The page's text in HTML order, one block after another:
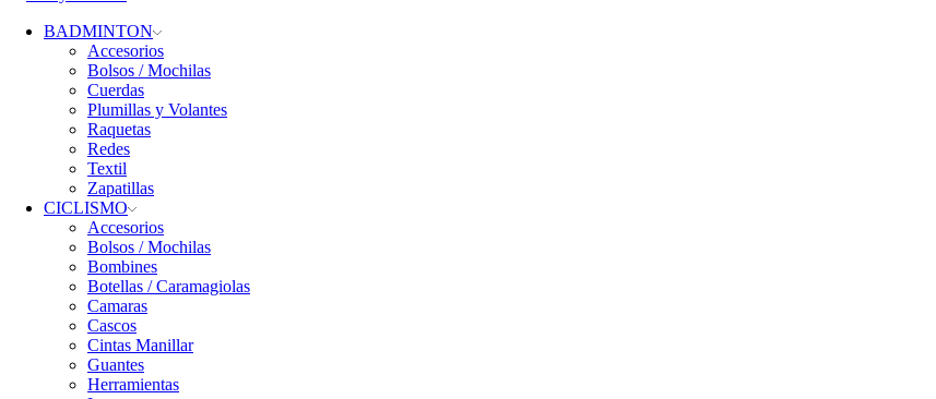
BADMINTON
Accesorios
Bolsos / Mochilas
Cuerdas
Plumillas y Volantes
Raquetas
Redes
Textil
Zapatillas
CICLISMO
Accesorios
Bolsos / Mochilas
Bombines
Botellas / Caramagiolas
Camaras
Cascos
Cintas Manillar
Guantes
Herramientas